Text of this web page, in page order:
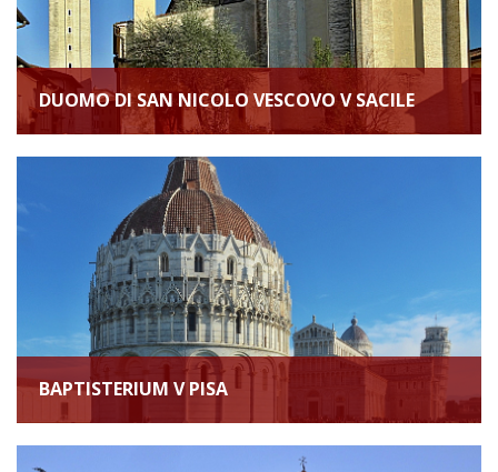
DUOMO DI SAN NICOLO VESCOVO V SACILE
BAPTISTERIUM V PISA